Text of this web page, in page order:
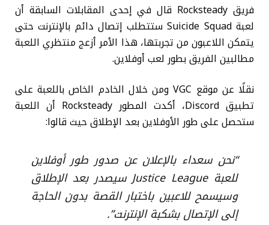
فريق Rocksteady قال في إحدى المقابلات السابقة أن
لعبة Suicide Squad ستتطلب إتصال دائم بالإنترنت حتى
يتمكن اللاعبون من تجربتها، هذا الأمر أزعج منتظري اللعبة
مطالبين الفريق بطور لعب أوفلاين.
نقلًا عن موقع VGC ومن خلال الخادم الخاص باللعبة على
تطبيق Discord، أكدت المطور Rocksteady أن اللعبة
ستحصل على طور الأوفلاين بعد الإطلاق حيث قالوا:
“نحن سعداء بالإعلان عن صدور طور أوفلاين
للعبة Justice League سيصدر بعد الإطلاق
وسيسمح للاعبين باختبار القصة بدون الحاجة
إلى الإتصال بشكبة الإنترنت”.